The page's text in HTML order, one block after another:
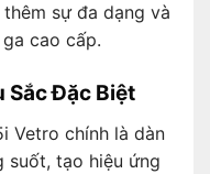
sự đa dạng và
cao cấp.
Sắc Đặc Biệt
Vetro chính là dàn
suốt, tạo hiệu ứng